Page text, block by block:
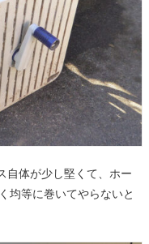
自体が少し堅くて、ホー
均等に巻いてやらないと